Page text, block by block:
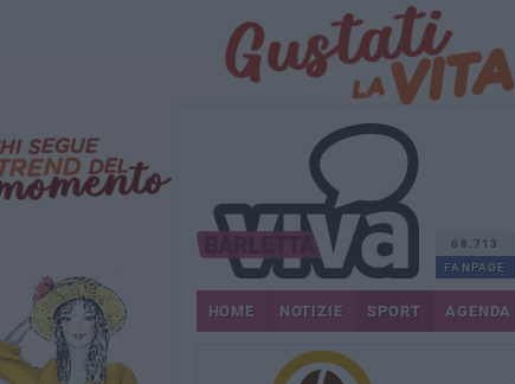
68.713
FANPAGE
HOME NOTIZIE SPORT AGENDA